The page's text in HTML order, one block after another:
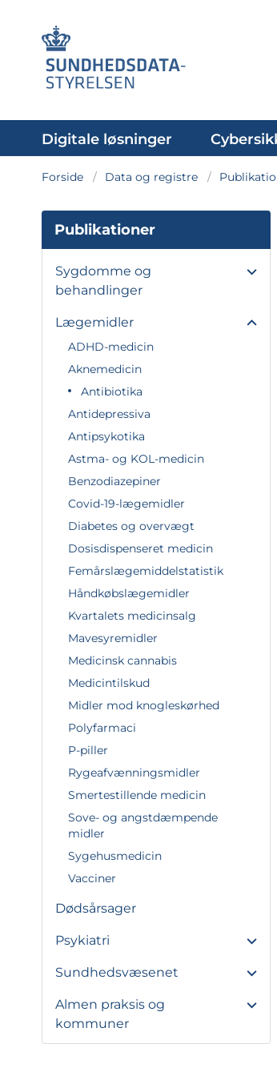
Digitale løsninger
Forside Data og registre
Publikationer
Sygdomme og
behandlinger
Lægemidler
ADHD-medicin
Aknemedicin
Antibiotika
Antidepressiva
Antipsykotika
Astma- og KOL-medicin
Benzodiazepiner
Covid-19-lægemidler
Diabetes og overvægt
Dosisdispenseret medicin
Femårslægemiddelstatistik
Håndkøbslægemidler
Kvartalets medicinsalg
Mavesyremidler
Medicinsk cannabis
Medicintilskud
Midler mod knogleskørhed
Polyfarmaci
P-piller
Rygeafvænningsmidler
Smertestillende medicin
Sove- og angstdæmpende
midler
Sygehusmedicin
Vacciner
Dødsårsager
Psykiatri
Sundhedsvæsenet
Almen praksis og
kommuner